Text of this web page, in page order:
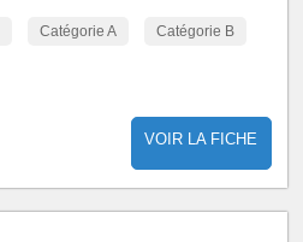
Catégorie A Catégorie B
VOIR LA FICHE